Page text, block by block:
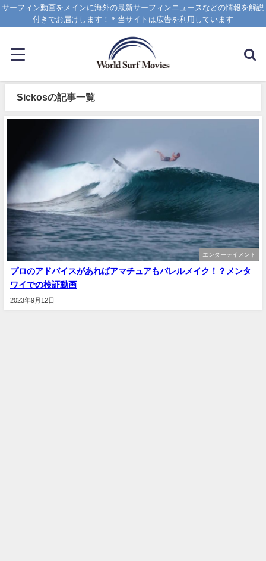
サーフィン動画をメインに海外の最新サーフィンニュースなどの情報を解説
付きでお届けします！＊当サイトは広告を利用しています
Sickosの記事一覧
エンターテイメント
プロのアドバイスがあればアマチュアもバレルメイク！？メンタ
ワイでの検証動画
2023年9月12日